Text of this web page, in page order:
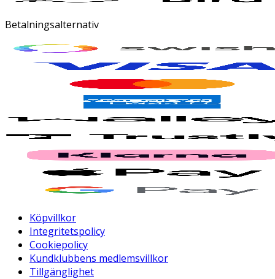
Betalningsalternativ
Köpvillkor
Integritetspolicy
Cookiepolicy
Kundklubbens medlemsvillkor
Tillgänglighet